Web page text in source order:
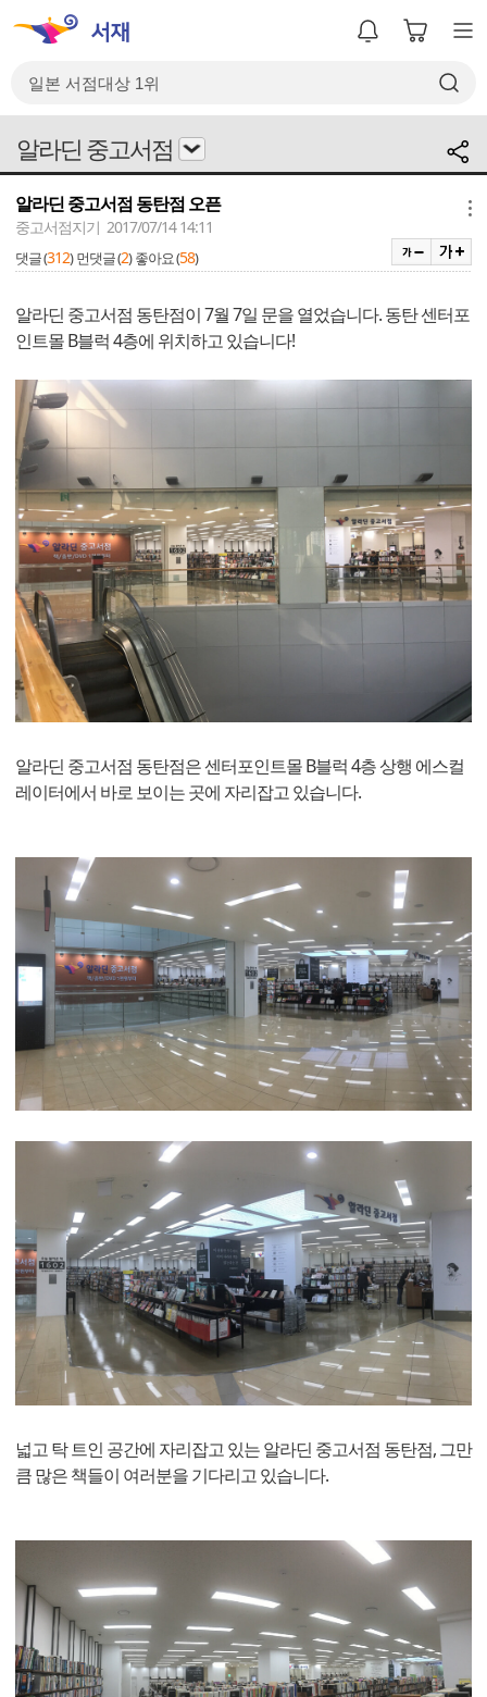
알라딘 중고서점
알라딘 중고서점 동탄점 오픈
중고서점지기 2017/07/14 14:11
댓글 (312) 먼댓글 (2) 좋아요 (58)
알라딘 중고서점 동탄점이 7월 7일 문을 열었습니다. 동탄 센터포
인트몰 B블럭 4층에 위치하고 있습니다!
알라딘 중고서점 동탄점은 센터포인트몰 B블럭 4층 상행 에스컬
레이터에서 바로 보이는 곳에 자리잡고 있습니다.
넓고 탁 트인 공간에 자리잡고 있는 알라딘 중고서점 동탄점, 그만
큼 많은 책들이 여러분을 기다리고 있습니다.